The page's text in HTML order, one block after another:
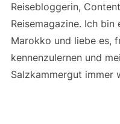
Reisebloggerin,
Reisemagazine. Ich
Marokko und liebe es,
kennenzulernen und
Salzkammergut immer